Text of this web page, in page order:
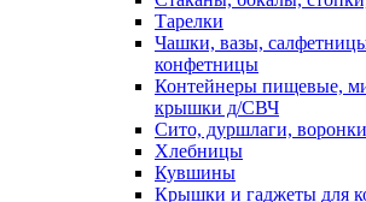
Тарелки
Чашки, вазы,
конфетницы
Контейнеры пищевые,
крышки д/СВЧ
Сито, дуршлаги, воронки
Хлебницы
Кувшины
Крышки и гаджеты для